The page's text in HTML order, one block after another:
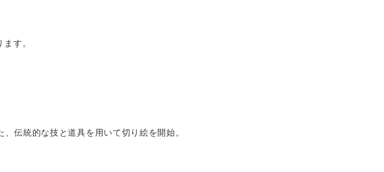
す。
伝統的な技と道具を用いて切り絵を開始。